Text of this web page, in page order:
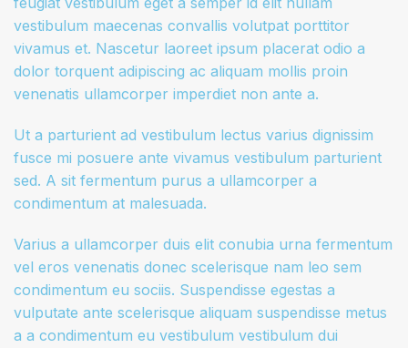
vestibulum maecenas convallis volutpat porttitor
vivamus et. Nascetur laoreet ipsum placerat odio a
dolor torquent adipiscing ac aliquam mollis proin
venenatis ullamcorper imperdiet non ante a.
Ut a parturient ad vestibulum lectus varius dignissim
fusce mi posuere ante vivamus vestibulum parturient
sed. A sit fermentum purus a ullamcorper a
condimentum at malesuada.
Varius a ullamcorper duis elit conubia urna fermentum
vel eros venenatis donec scelerisque nam leo sem
condimentum eu sociis. Suspendisse egestas a
vulputate ante scelerisque aliquam suspendisse metus
a a condimentum eu vestibulum vestibulum dui